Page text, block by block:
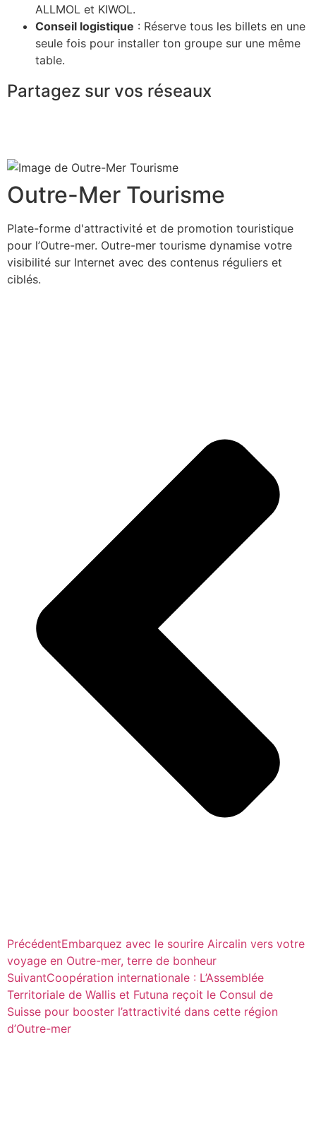
ALLMOL et KIWOL.
Conseil logistique : Réserve tous les billets en une
seule fois pour installer ton groupe sur une même
table.
Partagez sur vos réseaux
Outre-Mer Tourisme
Plate-forme d'attractivité et de promotion touristique
pour l’Outre-mer. Outre-mer tourisme dynamise votre
visibilité sur Internet avec des contenus réguliers et
ciblés.
PrécédentEmbarquez avec le sourire Aircalin vers votre
voyage en Outre-mer, terre de bonheur
SuivantCoopération internationale : L’Assemblée
Territoriale de Wallis et Futuna reçoit le Consul de
Suisse pour booster l’attractivité dans cette région
d’Outre-mer